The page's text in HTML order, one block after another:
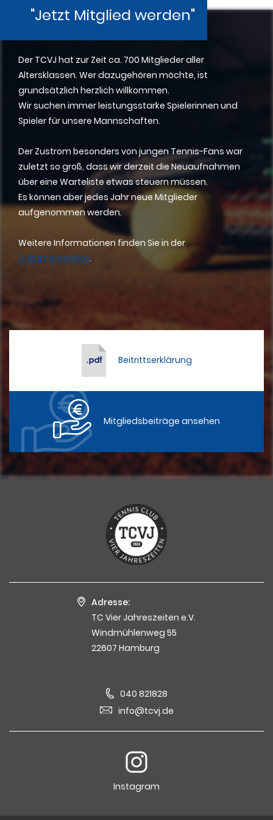
"Jetzt Mitglied werden"
Der TCVJ hat zur Zeit ca. 700 Mitglieder aller
Altersklassen. Wer dazugehören möchte, ist
grundsätzlich herzlich willkommen.
Wir suchen immer leistungsstarke Spielerinnen und
Spieler für unsere Mannschaften.
Der Zustrom besonders von jungen Tennis-Fans war
zuletzt so groß, dass wir derzeit die Neuaufnahmen
über eine Warteliste etwas steuern müssen.
Es können aber jedes Jahr neue Mitglieder
aufgenommen werden.
Weitere Informationen finden Sie in der
Dokumentenbox.
Beitrittserklärung
Mitgliedsbeiträge ansehen
Adresse:
TC Vier Jahreszeiten e.V.
Windmühlenweg 55
22607 Hamburg
040 821828
info@tcvj.de
Instagram